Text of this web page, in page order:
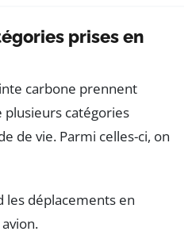
prises en
carbone prennent
catégories
de vie. Parmi celles-ci, on
les déplacements en